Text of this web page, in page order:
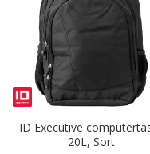
ID Executive
20L, Sort